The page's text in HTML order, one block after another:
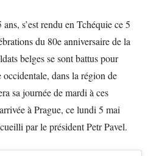
s’est rendu en Tchéquie ce 5
du 80e anniversaire de la
belges se sont battus pour
dans la région de
sa journée de mardi à ces
à Prague, ce lundi 5 mai
par le président Petr Pavel.